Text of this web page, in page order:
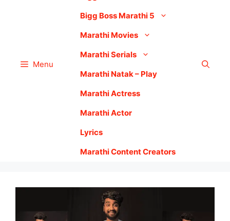
Menu
Bigg Boss Marathi 5
Marathi Movies
Marathi Serials
Marathi Natak – Play
Marathi Actress
Marathi Actor
Lyrics
Marathi Content Creators